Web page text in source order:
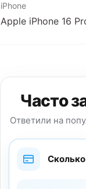
iPhone
Apple iPhone 16
Часто
Ответили на
Сколько